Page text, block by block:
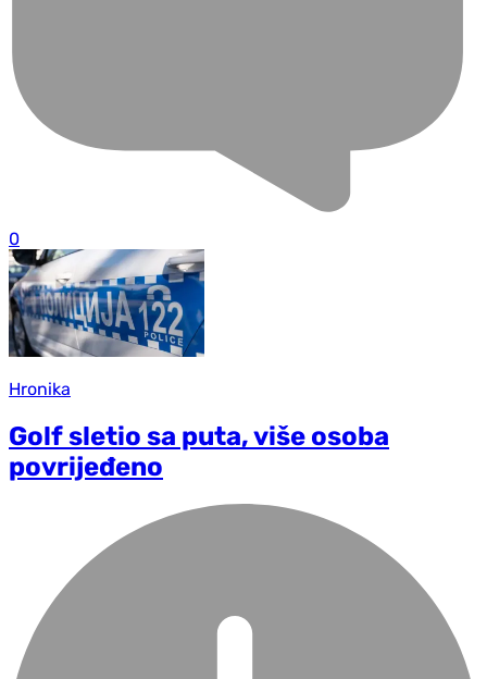
0
Hronika
Golf sletio sa puta, više osoba
povrijeđeno